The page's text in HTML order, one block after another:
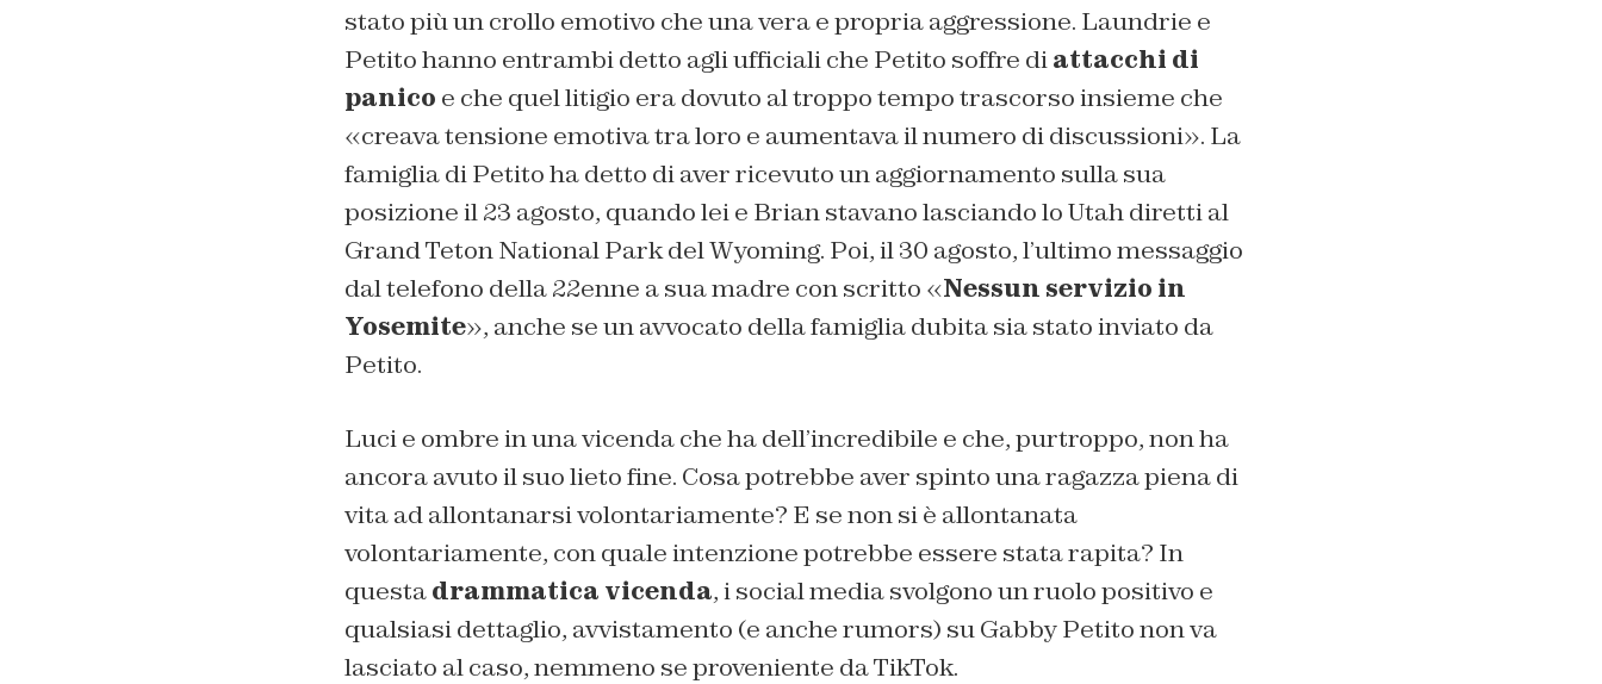
stato più un crollo emotivo che una vera e propria aggressione. Laundrie e
Petito hanno entrambi detto agli ufficiali che Petito soffre diattacchi di
panico e che quel litigio era dovuto al troppo tempo trascorso insieme che
«creava tensione emotiva tra loro e aumentava il numero di discussioni». La
famiglia di Petito ha detto di aver ricevuto un aggiornamento sulla sua
posizione il 23 agosto, quando lei e Brian stavano lasciando lo Utah diretti al
Grand Teton National Park del Wyoming. Poi, il 30 agosto, l’ultimo messaggio
dal telefono della 22enne a sua madre con scritto «Nessun servizio in
Yosemite», anche se un avvocato della famiglia dubita sia stato inviato da
Petito.
Luci e ombre in una vicenda che ha dell’incredibile e che, purtroppo, non ha
ancora avuto il suo lieto fine. Cosa potrebbe aver spinto una ragazza piena di
vita ad allontanarsi volontariamente? E se non si è allontanata
volontariamente, con quale intenzione potrebbe essere stata rapita? In
questadrammatica vicenda, i social media svolgono un ruolo positivo e
qualsiasi dettaglio, avvistamento (e anche rumors) su Gabby Petito non va
lasciato al caso, nemmeno se proveniente da TikTok.